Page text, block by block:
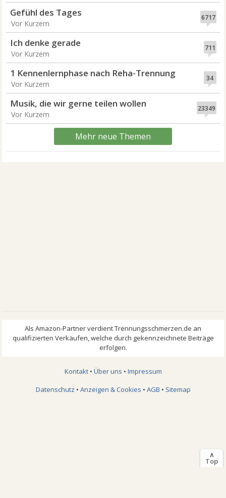
6717
Gefühl des Tages
Vor Kurzem
711
Ich denke gerade
Vor Kurzem
34
1 Kennenlernphase nach Reha-Trennung
Vor Kurzem
23349
Musik, die wir gerne teilen wollen
Vor Kurzem
Mehr neue Themen
Kontakt• Über uns • Impressum
Datenschutz • Anzeigen & Cookies • AGB • Sitemap
∧
Top